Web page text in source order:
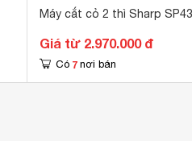
Máy cắt cỏ 2 thì Sharp
Giá từ 2.970.000 đ
Có 7 nơi bán